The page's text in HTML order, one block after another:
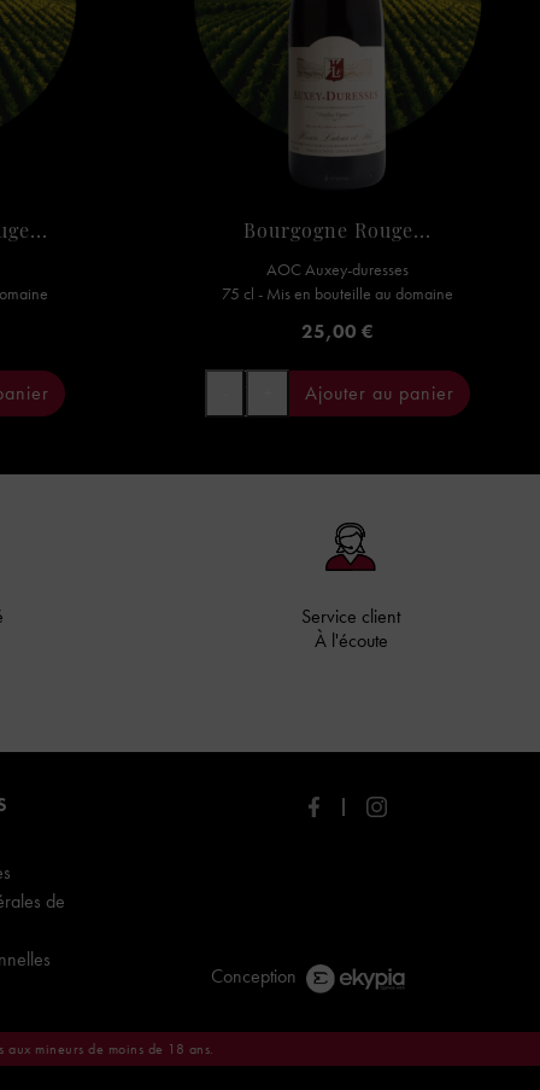
Bourgogne Rouge...
AOC Auxey-duresses
75 cl - Mis en bouteille au domaine
Prix
25,00 €
Ajouter au panier
Service client
À l'écoute
de
Conception
aux mineurs de moins de 18 ans.